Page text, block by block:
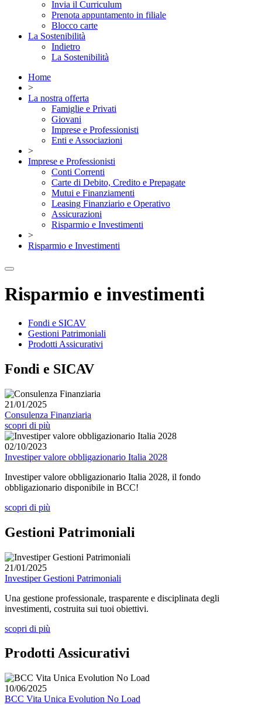
Invia il Curriculum
Prenota appuntamento in filiale
Blocco carte
La Sostenibilità
Indietro
La Sostenibilità
Home
>
La nostra offerta
Famiglie e Privati
Giovani
Imprese e Professionisti
Enti e Associazioni
>
Imprese e Professionisti
Conti Correnti
Carte di Debito, Credito e Prepagate
Mutui e Finanziamenti
Leasing Finanziario e Operativo
Assicurazioni
Risparmio e Investimenti
>
Risparmio e Investimenti
Risparmio e investimenti
Fondi e SICAV
Gestioni Patrimoniali
Prodotti Assicurativi
Fondi e SICAV
21/01/2025
Consulenza Finanziaria
scopri di più
02/10/2023
Investiper valore obbligazionario Italia 2028
Investiper valore obbligazionario Italia 2028, il fondo
obbligazionario disponibile in BCC!
scopri di più
Gestioni Patrimoniali
21/01/2025
Investiper Gestioni Patrimoniali
Una gestione professionale, trasparente e disciplinata degli
investimenti, costruita sui tuoi obiettivi.
scopri di più
Prodotti Assicurativi
10/06/2025
BCC Vita Unica Evolution No Load